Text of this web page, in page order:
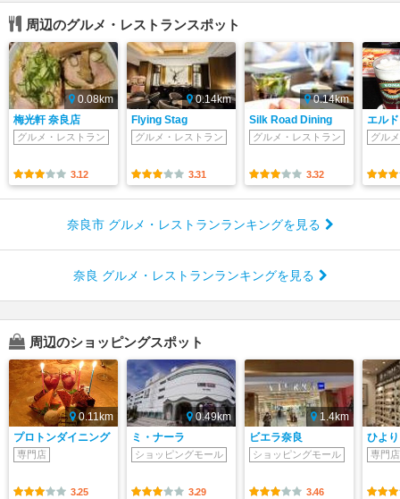
周辺のグルメ・レストランスポット
0.08km
梅光軒 奈良店
グルメ・レストラン
3.12
0.14km
Flying Stag
グルメ・レストラン
3.31
0.14km
Silk Road Dining
グルメ・レストラン
3.32
エル
グル
奈良市 グルメ・レストランランキングを見る
奈良 グルメ・レストランランキングを見る
周辺のショッピングスポット
0.11km
プロトンダイニング
専門店
3.25
0.49km
ミ・ナーラ
ショッピングモール
3.29
1.4km
ビエラ奈良
ショッピングモール
3.46
ひよ
専門店